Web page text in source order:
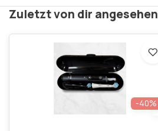
Zuletzt von dir angesehen
-40%